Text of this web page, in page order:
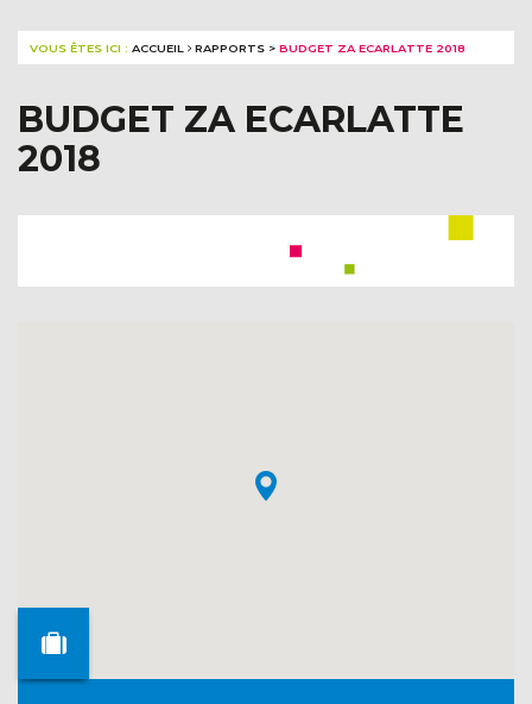
VOUS ÊTES ICI : ACCUEIL RAPPORTS > BUDGET ZA ECARLATTE 2018
BUDGET ZA ECARLATTE
2018